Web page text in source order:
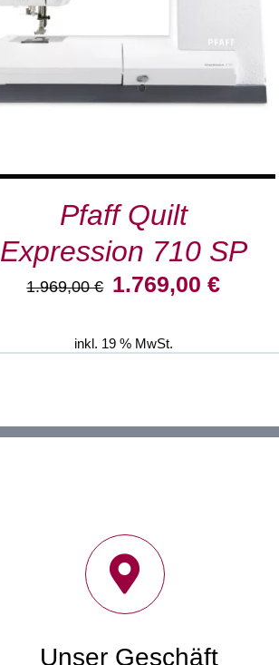
Pfaff Quilt
Expression 710 SP
1.969,00€ Ursprünglicher
1.969,00 €
1.769,00€Aktueller
inkl. 19 % MwSt.
Unser Geschäft